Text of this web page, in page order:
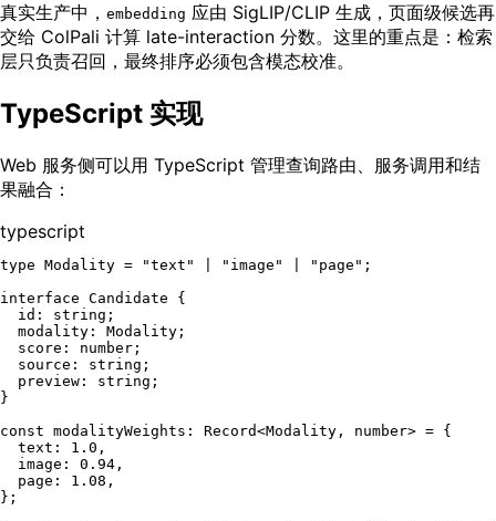
真实生产中， embedding 应由 SigLIP/CLIP 生成，页面级候选再
交给 ColPali 计算 late-interaction 分数。这里的重点是：检索
层只负责召回，最终排序必须包含模态校准。
TypeScript 实现
Web 服务侧可以用 TypeScript 管理查询路由、服务调用和结
果融合：
typescript
type Modality = "text" "image" "page" ;
interface Candidate {
id : string ;
modality : Modality ;
score : number ;
source : string ;
preview : string ;
}
const modalityWeights : Record<Modality , number> = {
text : 1.0 ,
image : 0.94 ,
page : 1.08 ,
};